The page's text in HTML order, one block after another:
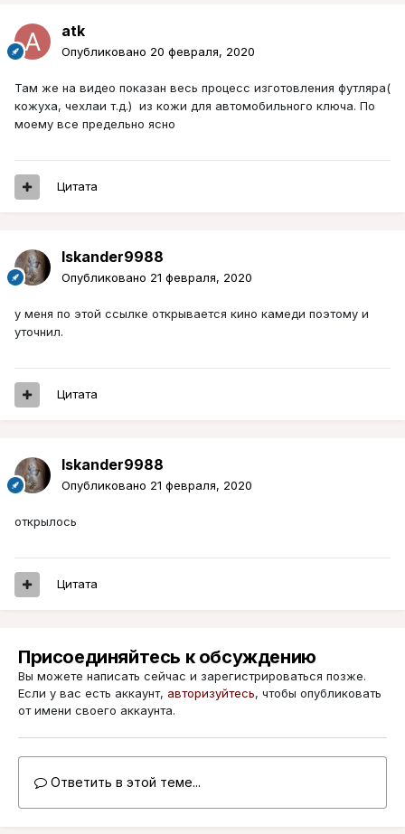
atk
Опубликовано 20 февраля, 2020
Там же на видео показан весь процесс изготовления футляра(
кожуха, чехлаи т.д.) из кожи для автомобильного ключа. По
моему все предельно ясно
Цитата
Iskander9988
Опубликовано 21 февраля, 2020
у меня по этой ссылке открывается кино камеди поэтому и
уточнил.
Цитата
Iskander9988
Опубликовано 21 февраля, 2020
открылось
Цитата
Присоединяйтесь к обсуждению
Вы можете написать сейчас и зарегистрироваться позже.
Если у вас есть аккаунт, авторизуйтесь, чтобы опубликовать
от имени своего аккаунта.
Ответить в этой теме...